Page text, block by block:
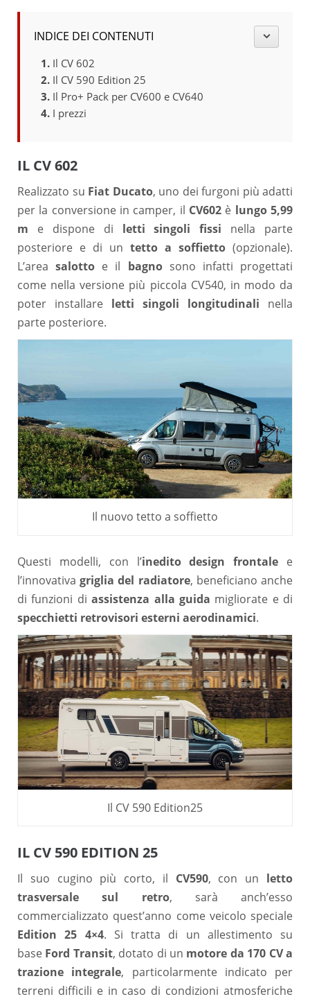
INDICE DEI CONTENUTI
Il CV 602
Il CV 590 Edition 25
Il Pro+ Pack per CV600 e CV640
I prezzi
IL CV 602
Realizzato su Fiat Ducato, uno dei furgoni più adatti
per la conversione in camper, il CV602 è lungo 5,99
m e dispone di letti singoli fissi nella parte
posteriore e di un tetto a soffietto (opzionale).
L’areasalotto e il bagnosono infatti progettati
come nella versione più piccola CV540, in modo da
poter installare letti singoli longitudinali nella
parte posteriore.
Il nuovo tetto a soffietto
Questi modelli, con l’inedito design frontale e
l’innovativagriglia del radiatore, beneficiano anche
di funzioni diassistenza alla guida migliorate e di
specchietti retrovisori esterni aerodinamici.
Il CV 590 Edition25
IL CV 590 EDITION 25
Il suo cugino più corto, il CV590, con un letto
trasversale sul retro, sarà anch’esso
commercializzato quest’anno come veicolo speciale
Edition 25 4×4. Si tratta di un allestimento su
base Ford Transit, dotato di un motore da 170 CV a
trazione integrale, particolarmente indicato per
terreni difficili e in caso di condizioni atmosferiche